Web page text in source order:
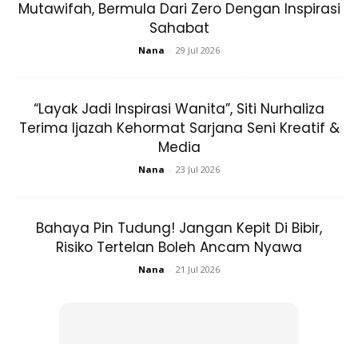
Pertama, anda perlu jerang air dalam periuk sehingga
Mutawifah, Bermula Dari Zero Dengan Inspirasi
Sahabat
Nana - 29 Jul 2026
“Layak Jadi Inspirasi Wanita”, Siti Nurhaliza
Terima Ijazah Kehormat Sarjana Seni Kreatif &
Media
Nana - 23 Jul 2026
Bahaya Pin Tudung! Jangan Kepit Di Bibir,
Risiko Tertelan Boleh Ancam Nyawa
Nana - 21 Jul 2026